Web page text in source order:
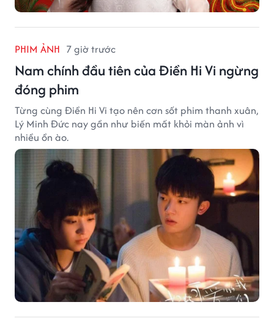
PHIM ẢNH 7 giờ trước
Nam chính đầu tiên của Điền Hi Vi ngừng
đóng phim
Từng cùng Điền Hi Vi tạo nên cơn sốt phim thanh xuân,
Lý Minh Đức nay gần như biến mất khỏi màn ảnh vì
nhiều ồn ào.